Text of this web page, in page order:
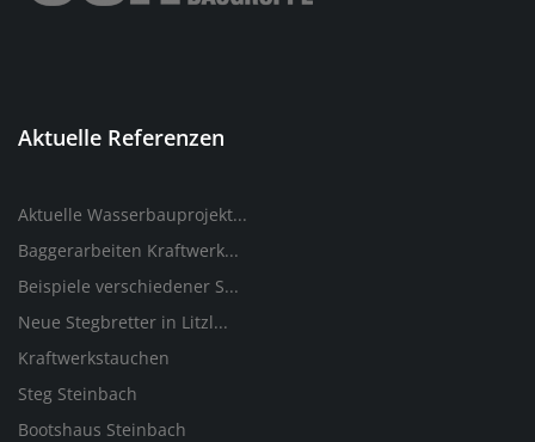
Aktuelle Referenzen
Aktuelle Wasserbauprojekt...
Baggerarbeiten Kraftwerk...
Beispiele verschiedener S...
Neue Stegbretter in Litzl...
Kraftwerkstauchen
Steg Steinbach
Bootshaus Steinbach